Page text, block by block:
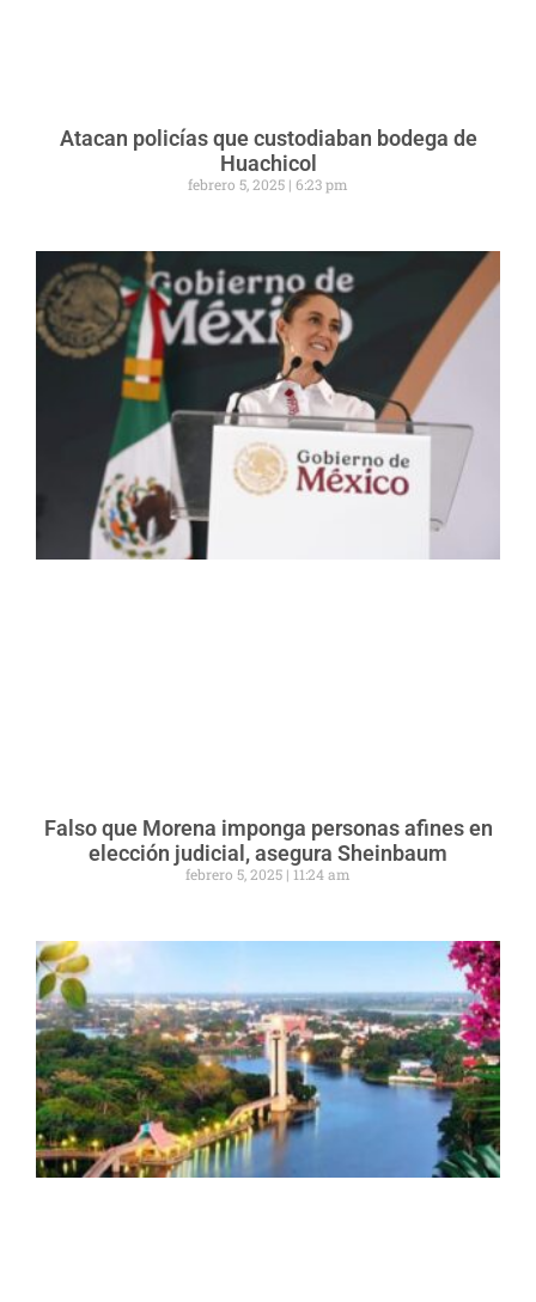
Atacan policías que custodiaban bodega de
Huachicol
febrero 5, 2025 6:23 pm
Falso que Morena imponga personas afines en
elección judicial, asegura Sheinbaum
febrero 5, 2025 11:24 am